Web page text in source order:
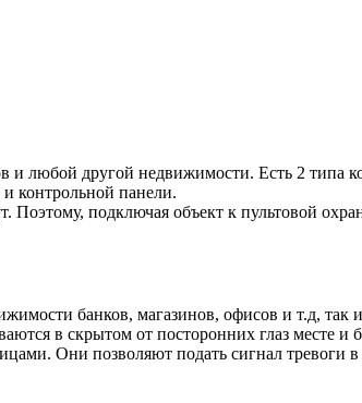
и любой другой недвижимости. Есть 2 типа
контрольной панели.
Поэтому, подключая объект к пультовой
банков, магазинов, офисов и т.д, так
в скрытом от посторонних глаз месте
Они позволяют подать сигнал тревоги в